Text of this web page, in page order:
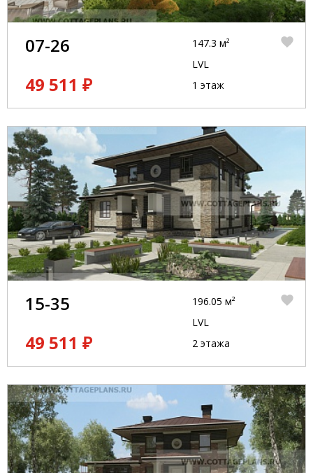
07-26
49 511 ₽
147.3 м²
LVL
1 этаж
15-35
49 511 ₽
196.05 м²
LVL
2 этажа